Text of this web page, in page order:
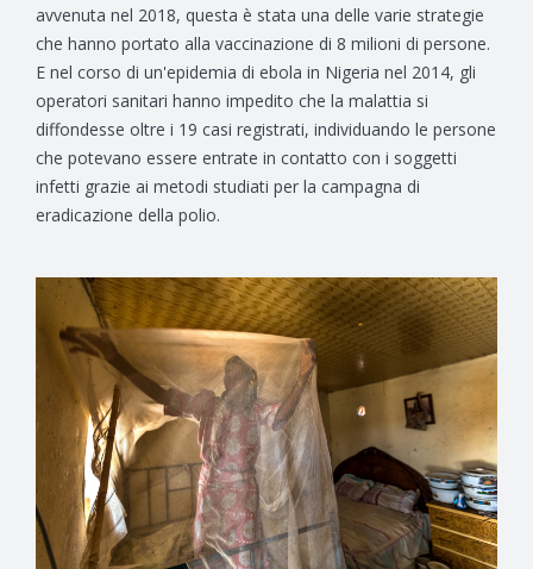
avvenuta nel 2018, questa è stata una delle varie strategie
che hanno portato alla vaccinazione di 8 milioni di persone.
E nel corso di un'epidemia di ebola in Nigeria nel 2014, gli
operatori sanitari hanno impedito che la malattia si
diffondesse oltre i 19 casi registrati, individuando le persone
che potevano essere entrate in contatto con i soggetti
infetti grazie ai metodi studiati per la campagna di
eradicazione della polio.